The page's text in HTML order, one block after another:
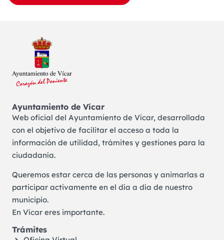
Ayuntamiento de Vícar
Web oficial del Ayuntamiento de Vícar, desarrollada
con el objetivo de facilitar el acceso a toda la
información de utilidad, trámites y gestiones para la
ciudadanía.
Queremos estar cerca de las personas y animarlas a
participar activamente en el día a día de nuestro
municipio.
En Vícar eres importante.
Trámites